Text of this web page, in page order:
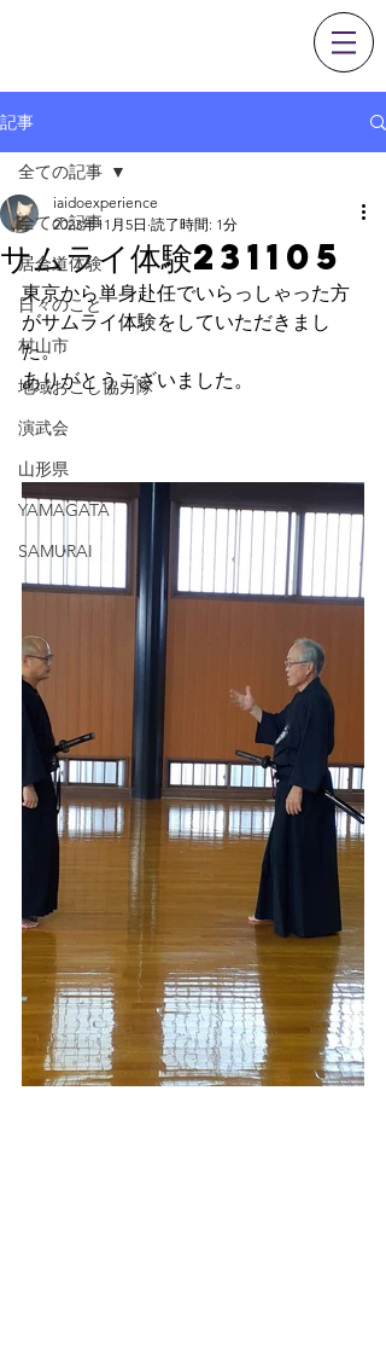
記事
全ての記事
居合道体験
日々のこと
村山市
地域おこし協力隊
演武会
山形県
YAMAGATA
SAMURAI
全ての記事
サムライ体験231105
iaidoexperience
2023年11月5日 読了時間: 1分
東京から単身赴任でいらっしゃった方
がサムライ体験をしていただきまし
た。
ありがとうございました。